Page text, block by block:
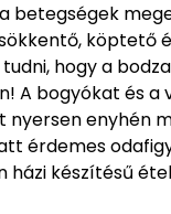
betegségek
köptető
hogy a
A bogyókat és a
nyersen enyhén
érdemes
házi készítésű